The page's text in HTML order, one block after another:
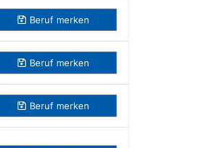
Beruf merken
Beruf merken
Beruf merken